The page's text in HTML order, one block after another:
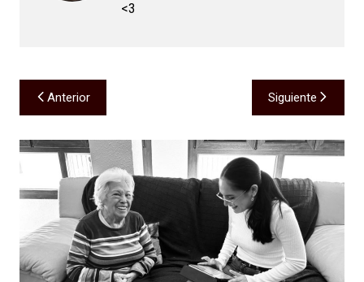
<3
Navegación
de
entradas
Anterior Siguiente